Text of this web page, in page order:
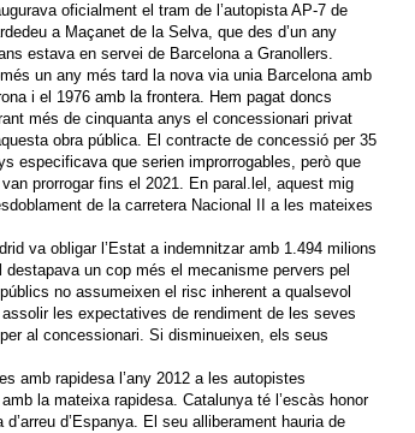
oficialment el tram de l’autopista AP-7 de
a Maçanet de la Selva, que des d’un any
estava en servei de Barcelona a Granollers.
un any més tard la nova via unia Barcelona amb
i el 1976 amb la frontera. Hem pagat doncs
més de cinquanta anys el concessionari privat
obra pública. El contracte de concessió per 35
especificava que serien improrrogables, però que
prorrogar fins el 2021. En paral.lel, aquest mig
de la carretera Nacional II a les mateixes
va obligar l’Estat a indemnitzar amb 1.494 milions
un cop més el mecanisme pervers pel
no assumeixen el risc inherent a qualsevol
les expectatives de rendiment de les seves
al concessionari. Si disminueixen, els seus
amb rapidesa l’any 2012 a les autopistes
la mateixa rapidesa. Catalunya té l’escàs honor
d’Espanya. El seu alliberament hauria de